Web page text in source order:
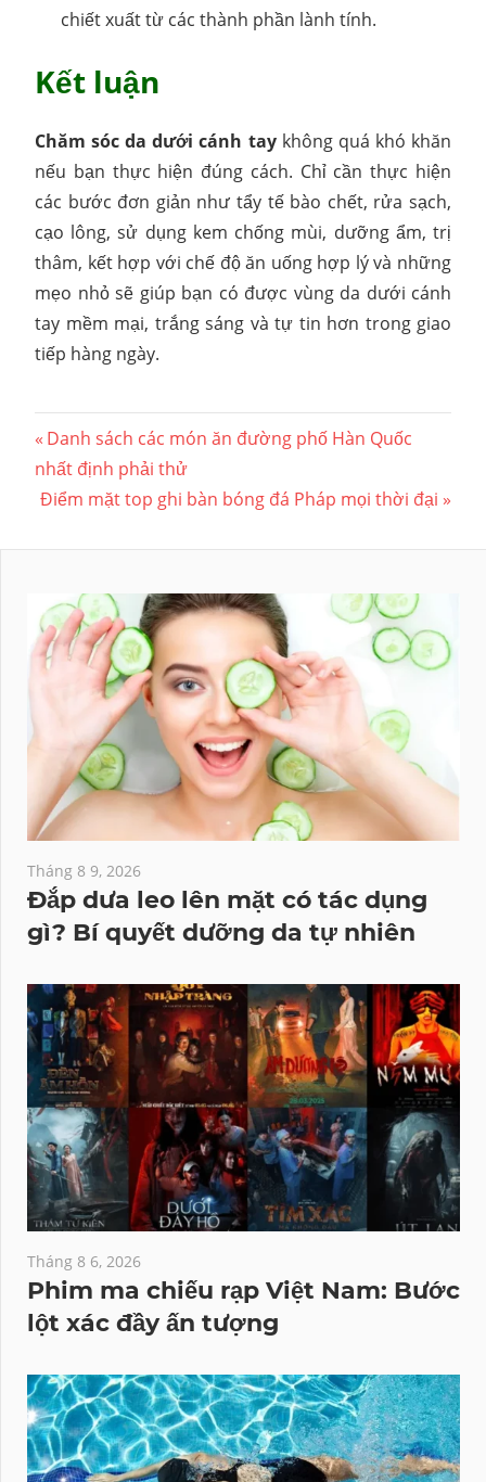
chiết xuất từ các thành phần lành tính.
Kết luận
Chăm sóc da dưới cánh taykhông quá khó khăn
nếu bạn thực hiện đúng cách. Chỉ cần thực hiện
các bước đơn giản như tẩy tế bào chết, rửa sạch,
cạo lông, sử dụng kem chống mùi, dưỡng ẩm, trị
thâm, kết hợp với chế độ ăn uống hợp lý và những
mẹo nhỏ sẽ giúp bạn có được vùng da dưới cánh
tay mềm mại, trắng sáng và tự tin hơn trong giao
tiếp hàng ngày.
Điều
hướng
Previous
Post:
Danh sách các món ăn đường phố Hàn Quốc
nhất định phải thử
Next
Điểm mặt top ghi bàn bóng đá Pháp mọi thời đại
Tháng 8 9, 2026
Đắp dưa leo lên mặt có tác dụng
gì? Bí quyết dưỡng da tự nhiên
Tháng 8 6, 2026
Phim ma chiếu rạp Việt Nam: Bước
lột xác đầy ấn tượng